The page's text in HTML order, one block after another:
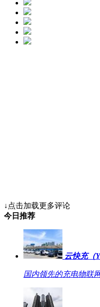
↓点击加载更多评论
今日推荐
云快充（
国内领先的充电物联